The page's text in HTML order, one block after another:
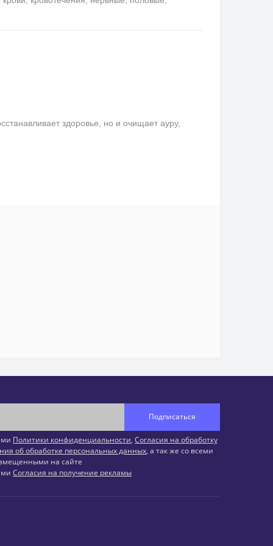
здоровье, но и очищает ауру,
Подписаться
Политики конфиденциальности, Согласия на обработку
об обработке персональных данных, а так же со всеми
на сайте
Согласия на получение рекламы